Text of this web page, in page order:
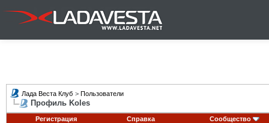
Лада Веста Клуб > Пользователи
Профиль Koles
Регистрация Справка Сообщество